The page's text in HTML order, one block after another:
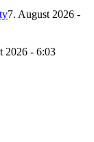
7. August 2026 -
2026 - 6:03